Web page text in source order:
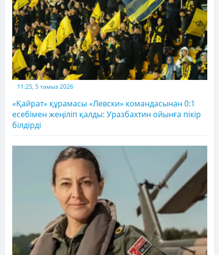
11:25, 5 тамыз 2026
«Қайрат» құрамасы «Левски» командасынан 0:1
есебімен жеңіліп қалды: Уразбахтин ойынға пікір
білдірді